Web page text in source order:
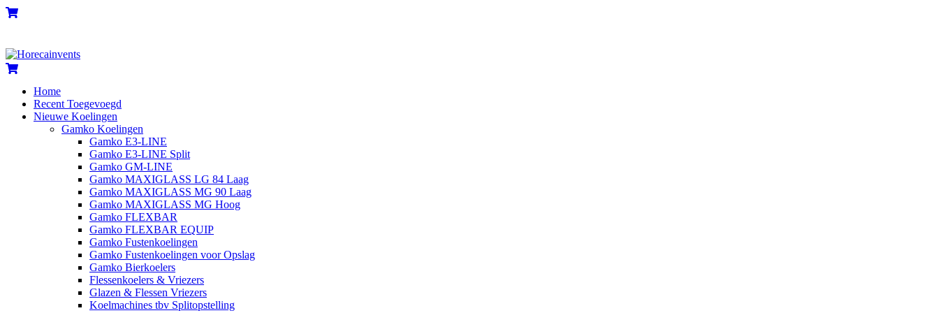
Skip
MenuCart
Cart
Home
Recent Toegevoegd
Nieuwe Koelingen
Gamko Koelingen
Gamko E3-LINE
Gamko E3-LINE Split
Gamko GM-LINE
Gamko MAXIGLASS LG 84 Laag
Gamko MAXIGLASS MG 90 Laag
Gamko MAXIGLASS MG Hoog
Gamko FLEXBAR
Gamko FLEXBAR EQUIP
Gamko Fustenkoelingen
Gamko Fustenkoelingen voor Opslag
Gamko Bierkoelers
Flessenkoelers & Vriezers
Glazen & Flessen Vriezers
Koelmachines tbv Splitopstelling